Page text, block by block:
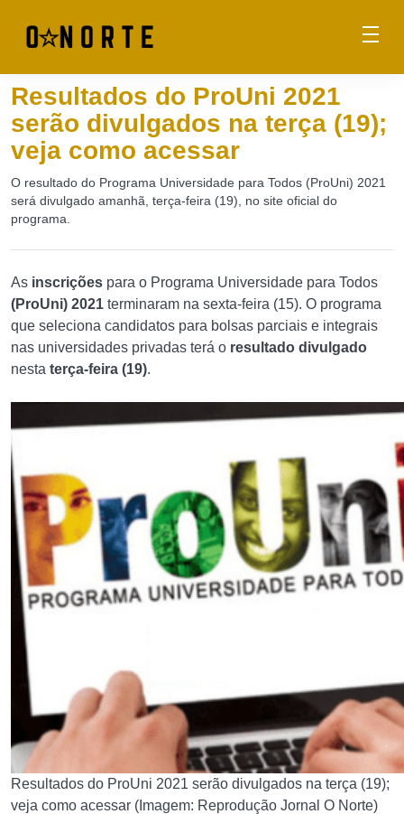
Resultados do ProUni 2021
serão divulgados na terça (19);
veja como acessar
O resultado do Programa Universidade para Todos (ProUni) 2021
será divulgado amanhã, terça-feira (19), no site oficial do
programa.
As inscrições para o Programa Universidade para Todos
(ProUni) 2021 terminaram na sexta-feira (15). O programa
que seleciona candidatos para bolsas parciais e integrais
nas universidades privadas terá o resultado divulgado
nesta terça-feira (19).
Resultados do ProUni 2021 serão divulgados na terça (19);
veja como acessar (Imagem: Reprodução Jornal O Norte)